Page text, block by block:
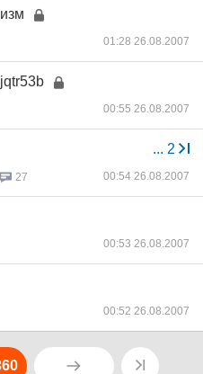
01:28 26.08.2007
00:55 26.08.2007
... 2
27 00:54 26.08.2007
00:53 26.08.2007
00:52 26.08.2007